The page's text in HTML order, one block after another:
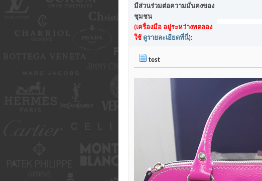
มีส่วนร่วมต่อความมั่นคงของ
ชุมชน
(เครื่องมือ อยู่ระหว่างทดลอง
ใช้ ดูรายละเอียดที่นี่):
test